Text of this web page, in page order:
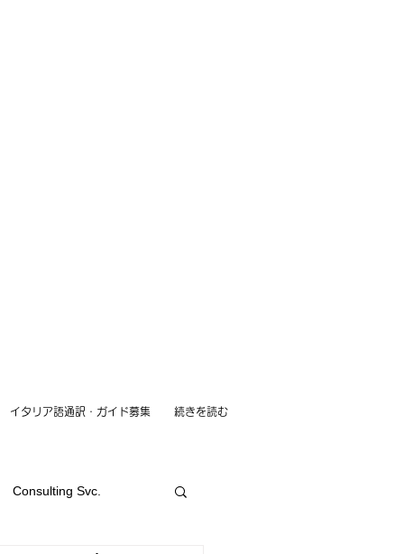
イタリア語通訳・ガイド募集 続きを読む
Consulting Svc.